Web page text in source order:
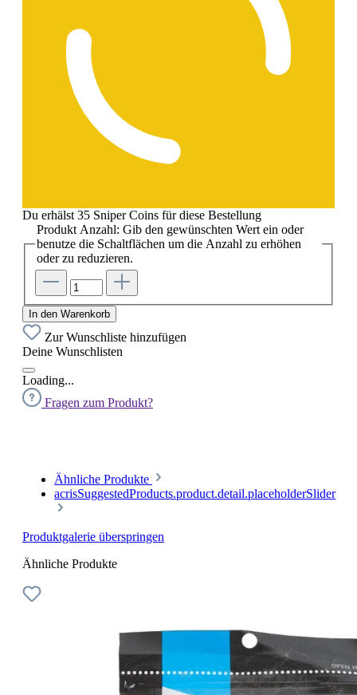
Du erhälst 35 Sniper Coins für diese Bestellung
Produkt Anzahl: Gib den gewünschten Wert ein oder
benutze die Schaltflächen um die Anzahl zu erhöhen
oder zu reduzieren.
In den Warenkorb
Zur Wunschliste hinzufügen
Deine Wunschlisten
Loading...
Fragen zum Produkt?
Ähnliche Produkte
acrisSuggestedProducts.product.detail.placeholderSlider
Produktgalerie überspringen
Ähnliche Produkte